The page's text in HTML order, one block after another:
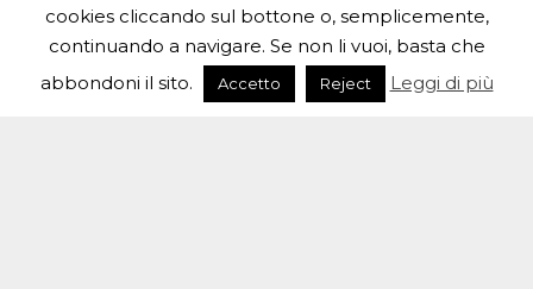
Sei un insegnante? Scarica la nostrabrochureda
distribuire nella tua scuola e…
cookies cliccando sul bottone o, semplicemente,
continuando a navigare. Se non li vuoi, basta che
abbondoni il sito.
Accetto Reject Leggi di più